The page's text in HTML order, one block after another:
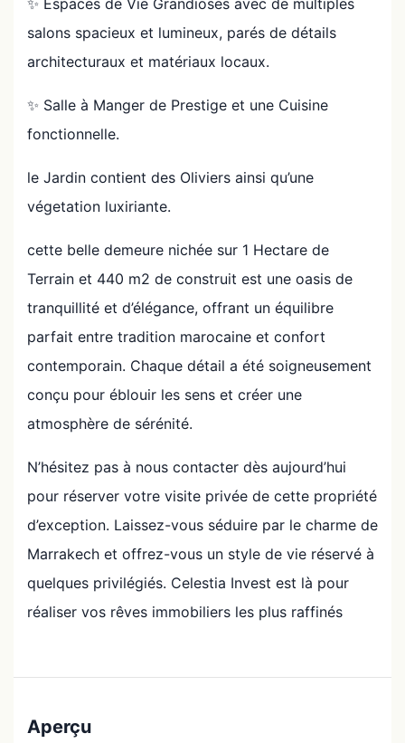
✨ Espaces de Vie Grandioses avec de multiples
salons spacieux et lumineux, parés de détails
architecturaux et matériaux locaux.
✨ Salle à Manger de Prestige et une Cuisine
fonctionnelle.
le Jardin contient des Oliviers ainsi qu’une
végetation luxiriante.
cette belle demeure nichée sur 1 Hectare de
Terrain et 440 m2 de construit est une oasis de
tranquillité et d’élégance, offrant un équilibre
parfait entre tradition marocaine et confort
contemporain. Chaque détail a été soigneusement
conçu pour éblouir les sens et créer une
atmosphère de sérénité.
N’hésitez pas à nous contacter dès aujourd’hui
pour réserver votre visite privée de cette propriété
d’exception. Laissez-vous séduire par le charme de
Marrakech et offrez-vous un style de vie réservé à
quelques privilégiés. Celestia Invest est là pour
réaliser vos rêves immobiliers les plus raffinés
Aperçu